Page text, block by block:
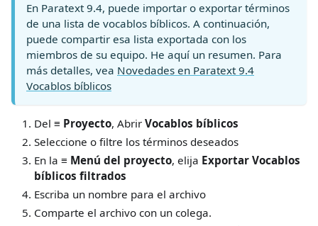
En Paratext 9.4, puede importar o exportar términos
de una lista de vocablos bíblicos. A continuación,
puede compartir esa lista exportada con los
miembros de su equipo. He aquí un resumen. Para
más detalles, vea Novedades en Paratext 9.4
Vocablos bíblicos
Del ≡ Proyecto, Abrir Vocablos bíblicos
Seleccione o filtre los términos deseados
En la ≡ Menú del proyecto, elija Exportar Vocablos
bíblicos filtrados
Escriba un nombre para el archivo
Comparte el archivo con un colega.